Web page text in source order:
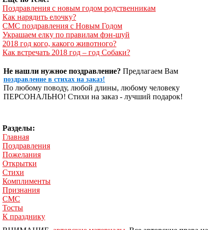
Поздравления с новым годом родственникам
Как нарядить елочку?
СМС поздравления с Новым Годом
Украшаем елку по правилам фэн-шуй
2018 год кого, какого животного?
Как встречать 2018 год – год Собаки?
Не нашли нужное поздравление? Предлагаем Вам
поздравление в стихах на заказ!
По любому поводу, любой длины, любому человеку
ПЕРСОНАЛЬНО! Стихи на заказ - лучший подарок!
Разделы:
Главная
Поздравления
Пожелания
Открытки
Стихи
Комплименты
Признания
СМС
Тосты
К празднику